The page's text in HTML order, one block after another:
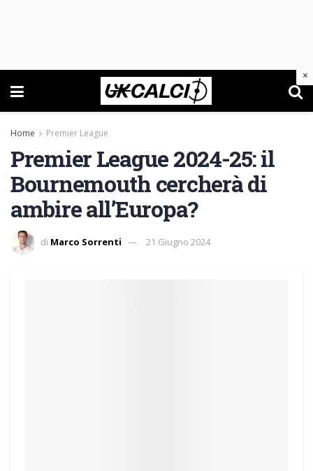
Home Premier League
Premier League 2024-25: il
Bournemouth cercherà di
ambire all’Europa?
di Marco Sorrenti 21 Giugno 2024
×